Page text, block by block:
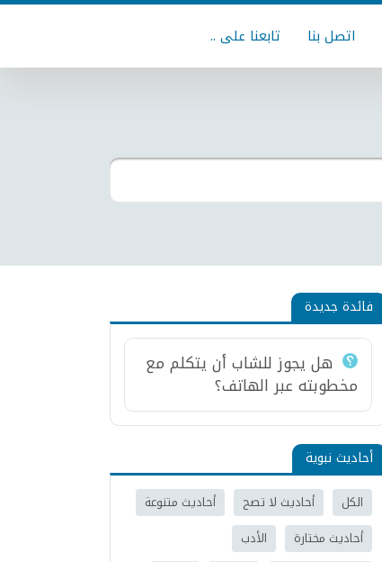
اتصل بنا تابعنا على ..
فائدة جديدة
هل يجوز للشاب أن يتكلم مع
مخطوبته عبر الهاتف؟
أحاديث نبوية
الكل أحاديث لا تصح
أحاديث متنوعة
أحاديث مختارة
الأدب